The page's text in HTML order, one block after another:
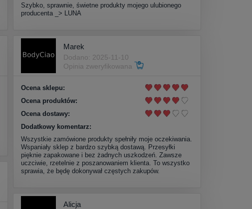
Szybko, sprawnie, świetne produkty mojego ulubionego
producenta _> LUNA
Marek
Dodano: 2025-11-10
Opinia zweryfikowana
Ocena sklepu:
Ocena produktów:
Ocena dostawy:
Dodatkowy komentarz:
Wszystkie zamówione produkty spełniły moje oczekiwania.
Wspaniały sklep z bardzo szybką dostawą. Przesyłki
pięknie zapakowane i bez żadnych uszkodzeń. Zawsze
uczciwie, rzetelnie z poszanowaniem klienta. To wszystko
sprawia, że będę dokonywał częstych zakupów.
Alicja